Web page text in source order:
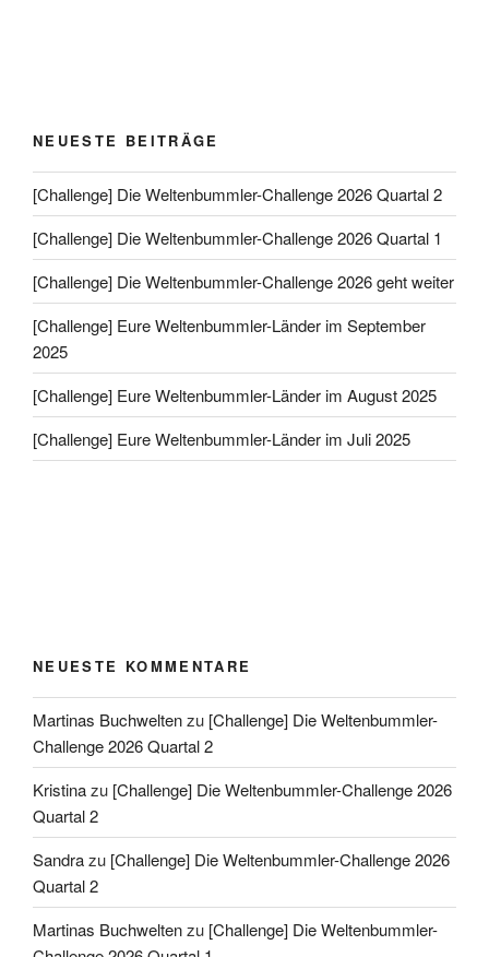
NEUESTE BEITRÄGE
[Challenge] Die Weltenbummler-Challenge 2026 Quartal 2
[Challenge] Die Weltenbummler-Challenge 2026 Quartal 1
[Challenge] Die Weltenbummler-Challenge 2026 geht weiter
[Challenge] Eure Weltenbummler-Länder im September
2025
[Challenge] Eure Weltenbummler-Länder im August 2025
[Challenge] Eure Weltenbummler-Länder im Juli 2025
NEUESTE KOMMENTARE
Martinas Buchweltenzu [Challenge] Die Weltenbummler-
Challenge 2026 Quartal 2
Kristinazu [Challenge] Die Weltenbummler-Challenge 2026
Quartal 2
Sandrazu [Challenge] Die Weltenbummler-Challenge 2026
Quartal 2
Martinas Buchweltenzu [Challenge] Die Weltenbummler-